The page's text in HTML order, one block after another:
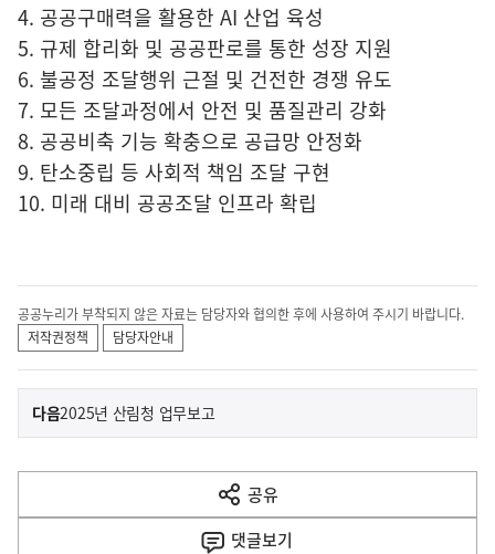
4. 공공구매력을 활용한 AI 산업 육성
5. 규제 합리화 및 공공판로를 통한 성장 지원
6. 불공정 조달행위 근절 및 건전한 경쟁 유도
7. 모든 조달과정에서 안전 및 품질관리 강화
8. 공공비축 기능 확충으로 공급망 안정화
9. 탄소중립 등 사회적 책임 조달 구현
10. 미래 대비 공공조달 인프라 확립
공공누리가 부착되지 않은 자료는 담당자와 협의한 후에 사용하여 주시기 바랍니다.
저작권정책
담당자안내
이
전
다
음
다음기
사
2025년 산림청 업무보고
공유
열
기
댓글보기